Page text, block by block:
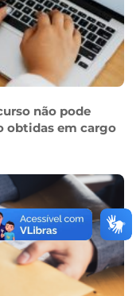
não pode
obtidas em cargo